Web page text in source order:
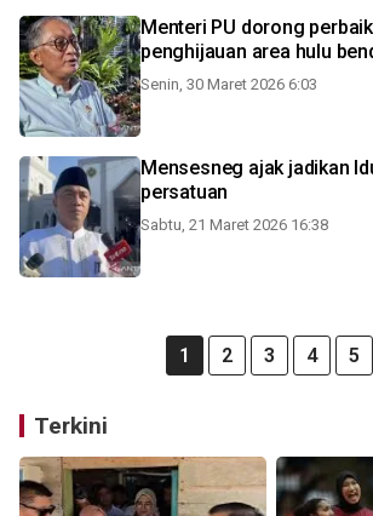
Menteri PU dorong
penghijauan area hulu
Senin, 30 Maret 2026 6:03
Mensesneg ajak jadikan
persatuan
Sabtu, 21 Maret 2026 16:38
1 2 3 4 5
Terkini